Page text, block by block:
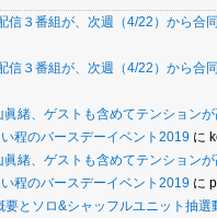
信３番組が、次週（4/22）から合
信３番組が、次週（4/22）から合
緒、ゲストも含めてテンション
程のバースデーイベント2019 に
緒、ゲストも含めてテンション
程のバースデーイベント2019 に
とソロ&シャッフルユニット抽選